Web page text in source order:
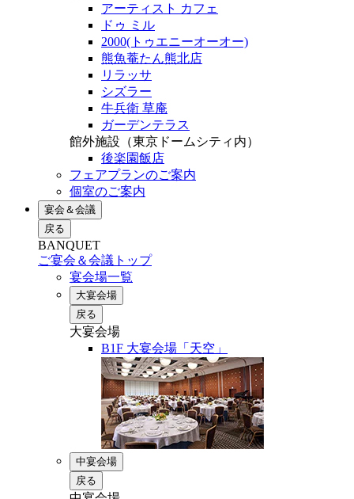
アーティスト カフェ
ドゥ ミル
2000(トゥエニーオーオー)
熊魚菴たん熊北店
リラッサ
シズラー
牛兵衛 草庵
ガーデンテラス
館外施設（東京ドームシティ内）
後楽園飯店
フェアプランのご案内
個室のご案内
宴会＆会議
戻る
BANQUET
ご宴会＆会議トップ
宴会場一覧
大宴会場
戻る
大宴会場
B1F 大宴会場「天空」
中宴会場
戻る